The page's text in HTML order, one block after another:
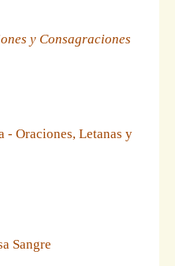
y Consagraciones
- Oraciones, Letanas y
Sangre